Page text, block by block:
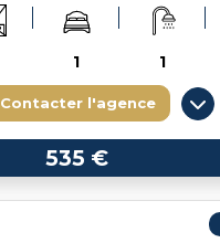
1 1
Contacter l'agence
535 €